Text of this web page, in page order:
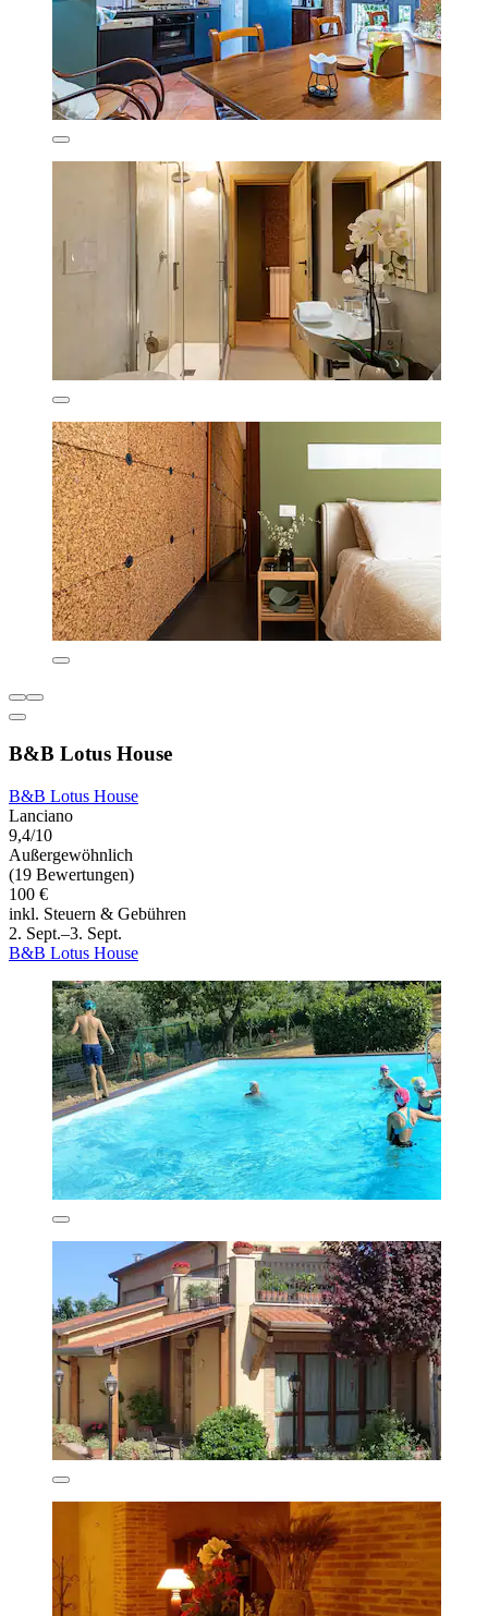
B&B Lotus House
B&B Lotus House
Lanciano
9,4/10
Außergewöhnlich
(19 Bewertungen)
100 €
inkl. Steuern & Gebühren
2. Sept.–3. Sept.
B&B Lotus House